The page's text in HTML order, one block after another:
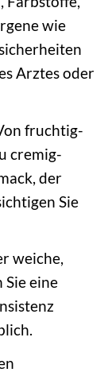
wie
Arztes oder
fruchtig-
cremig-
der
Sie
weiche,
Sie eine